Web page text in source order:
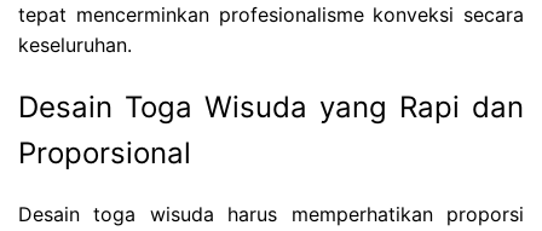
tepat mencerminkan profesionalisme konveksi secara
keseluruhan.
Desain Toga Wisuda yang Rapi dan
Proporsional
Desain toga wisuda harus memperhatikan proporsi